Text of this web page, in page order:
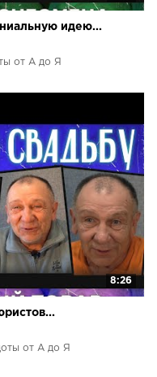
идею...
от А до Я
8:26
от А до Я